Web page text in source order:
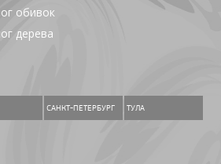
обивок
дерева
САНКТ-ПЕТЕРБУРГ ТУЛА